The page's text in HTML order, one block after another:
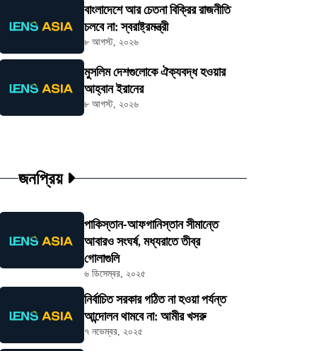
বাংলাদেশে আর চেতনা বিক্রির রাজনীতি
চলবে না: স্বরাষ্ট্রমন্ত্রী
৮ আগস্ট, ২০২৬
মুসলিম দেশগুলোকে ঐক্যবদ্ধ হওয়ার
আহ্বান ইরানের
৮ আগস্ট, ২০২৬
জনপ্রিয়
পাকিস্তান-আফগানিস্তান সীমান্তে
আবারও সংঘর্ষ, মধ্যরাতে তীব্র
গোলাগুলি
৬ ডিসেম্বর, ২০২৫
নির্বাচিত সরকার গঠিত না হওয়া পর্যন্ত
আন্দোলন থামবে না: আমীর খসরু
৭ নভেম্বর, ২০২৫